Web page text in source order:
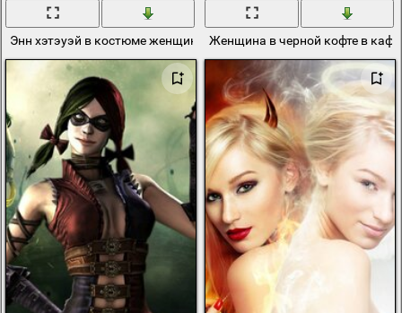
Энн хэтэуэй в костюме женщины-кошкиЖенщина в черной кофте в кафе